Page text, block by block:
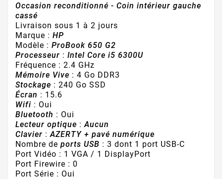
Occasion reconditionné - Coin intérieur gauche
cassé
Livraison sous 1 à 2 jours
Marque : HP
Modèle : ProBook 650 G2
Processeur : Intel Core i5 6300U
Fréquence : 2.4 GHz
Mémoire Vive : 4 Go DDR3
Stockage : 240 Go SSD
Écran : 15.6
Wifi : Oui
Bluetooth : Oui
Lecteur optique :Aucun
Clavier :AZERTY + pavé numérique
Nombre de ports USB : 3 dont 1 port USB-C
Port Vidéo : 1 VGA / 1 DisplayPort
Port Firewire : 0
Port Série : Oui